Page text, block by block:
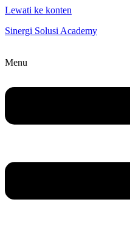
Lewati ke konten
Sinergi Solusi Academy
Menu